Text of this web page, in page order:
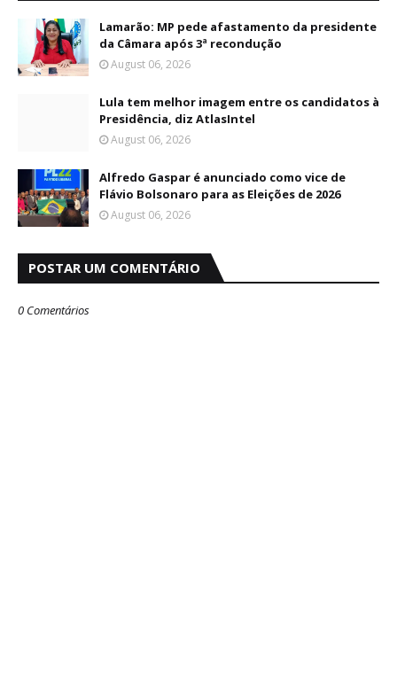
Lamarão: MP pede afastamento da presidente
da Câmara após 3ª recondução
August 06, 2026
Lula tem melhor imagem entre os candidatos à
Presidência, diz AtlasIntel
August 06, 2026
Alfredo Gaspar é anunciado como vice de
Flávio Bolsonaro para as Eleições de 2026
August 06, 2026
POSTAR UM COMENTÁRIO
0 Comentários